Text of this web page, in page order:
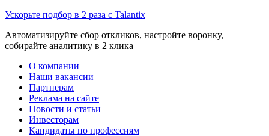
Ускорьте подбор в 2 раза с Talantix
Автоматизируйте сбор откликов, настройте воронку,
собирайте аналитику в 2 клика
О компании
Наши вакансии
Партнерам
Реклама на сайте
Новости и статьи
Инвесторам
Кандидаты по профессиям